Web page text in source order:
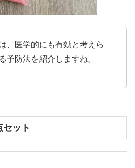
、医学的にも有効と考えら
予防法を紹介しますね。
ット